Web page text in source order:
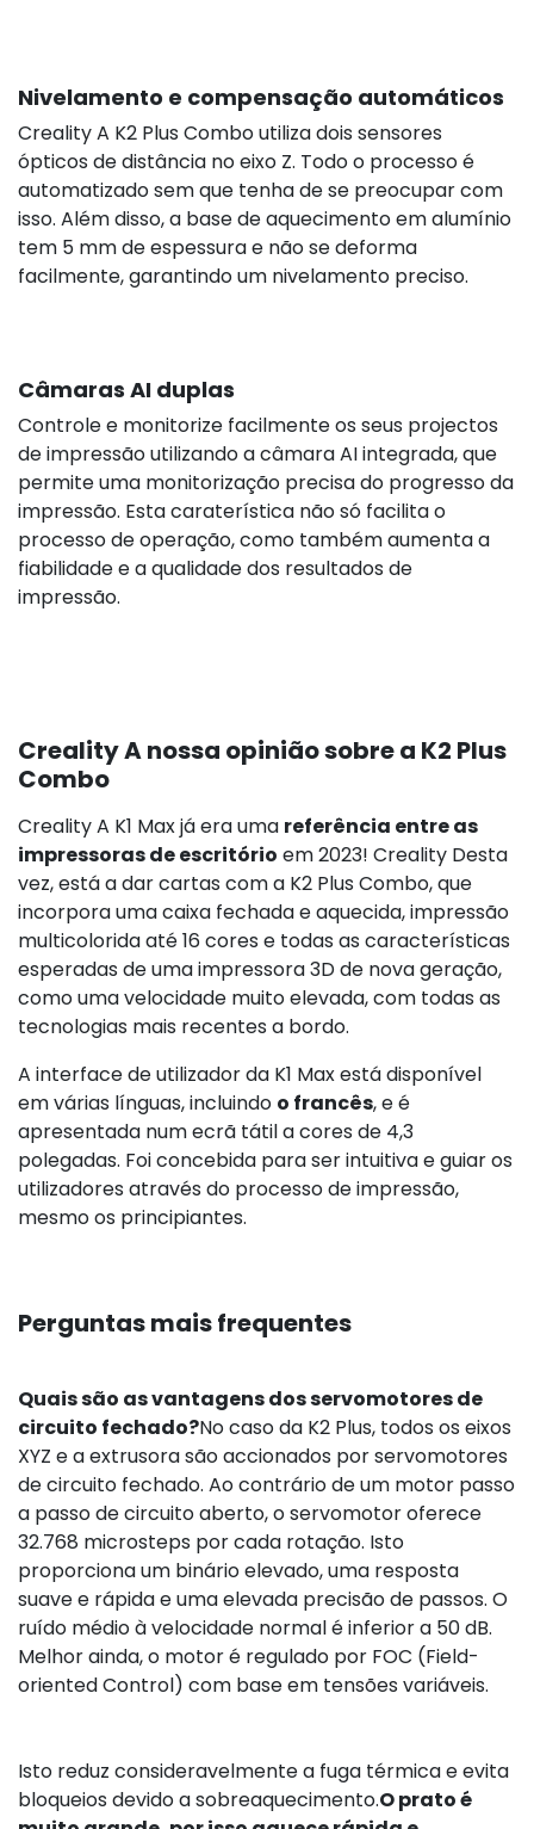
47,90 €
25,90 €s/
Nivelamento e compensação automáticos
Creality A K2 Plus Combo utiliza dois sensores
ópticos de distância no eixo Z. Todo o processo é
automatizado sem que tenha de se preocupar com
isso. Além disso, a base de aquecimento em alumínio
tem 5 mm de espessura e não se deforma
facilmente, garantindo um nivelamento preciso.
Câmaras AI duplas
Controle e monitorize facilmente os seus projectos
de impressão utilizando a câmara AI integrada, que
permite uma monitorização precisa do progresso da
impressão. Esta caraterística não só facilita o
processo de operação, como também aumenta a
fiabilidade e a qualidade dos resultados de
impressão.
Creality A nossa opinião sobre a K2 Plus
Combo
Creality A K1 Max já era uma referência entre as
impressoras de escritório em 2023! Creality Desta
vez, está a dar cartas com a K2 Plus Combo, que
incorpora uma caixa fechada e aquecida, impressão
multicolorida até 16 cores e todas as características
esperadas de uma impressora 3D de nova geração,
como uma velocidade muito elevada, com todas as
tecnologias mais recentes a bordo.
A interface de utilizador da K1 Max está disponível
em várias línguas, incluindo o francês, e é
apresentada num ecrã tátil a cores de 4,3
polegadas. Foi concebida para ser intuitiva e guiar os
utilizadores através do processo de impressão,
mesmo os principiantes.
Perguntas mais frequentes
Quais são as vantagens dos servomotores de
circuito fechado?No caso da K2 Plus, todos os eixos
XYZ e a extrusora são accionados por servomotores
de circuito fechado. Ao contrário de um motor passo
a passo de circuito aberto, o servomotor oferece
32.768 microsteps por cada rotação. Isto
proporciona um binário elevado, uma resposta
suave e rápida e uma elevada precisão de passos. O
ruído médio à velocidade normal é inferior a 50 dB.
Melhor ainda, o motor é regulado por FOC (Field-
oriented Control) com base em tensões variáveis.
Isto reduz consideravelmente a fuga térmica e evita
bloqueios devido a sobreaquecimento.O prato é